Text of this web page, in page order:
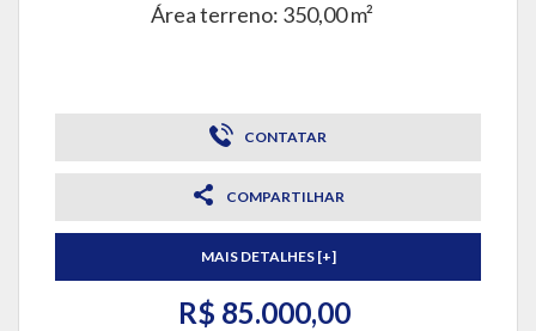
Área terreno: 350,00 m²
CONTATAR
COMPARTILHAR
MAIS DETALHES [+]
R$ 85.000,00